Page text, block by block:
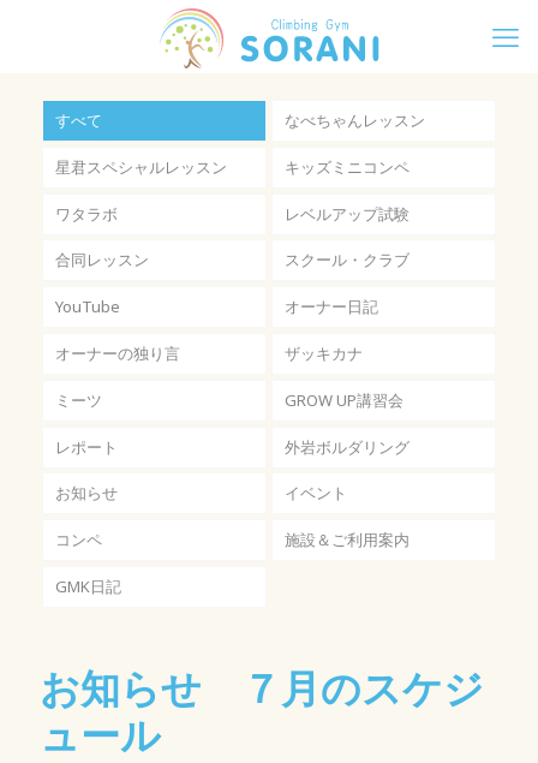
すべて なべちゃんレッスン
星君スペシャルレッスン キッズミニコンペ
ワタラボ レベルアップ試験
合同レッスン スクール・クラブ
YouTube オーナー日記
オーナーの独り言 ザッキカナ
ミーツ GROW UP講習会
レポート 外岩ボルダリング
お知らせ イベント
コンペ 施設＆ご利用案内
GMK日記
お知らせ ７月のスケジ
ュール